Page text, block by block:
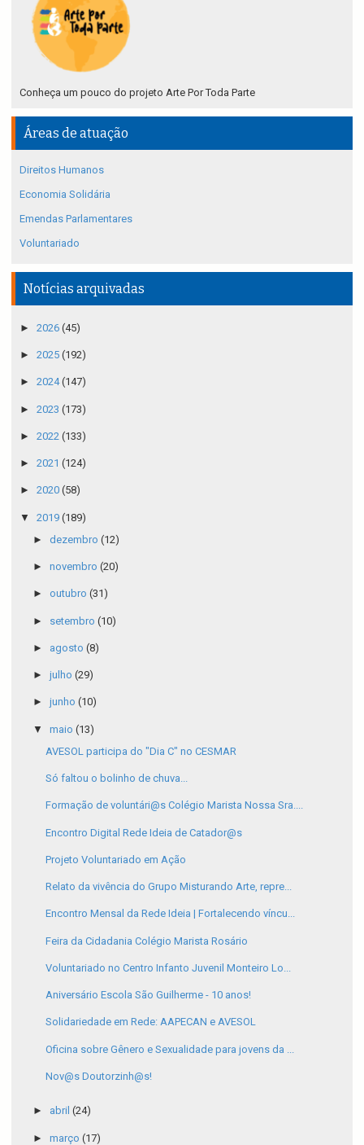
Conheça um pouco do projeto Arte Por Toda Parte
Áreas de atuação
Direitos Humanos
Economia Solidária
Emendas Parlamentares
Voluntariado
Notícias arquivadas
► 2026 (45)
► 2025 (192)
► 2024(147)
► 2023 (173)
► 2022 (133)
► 2021 (124)
► 2020 (58)
▼ 2019 (189)
► dezembro (12)
► novembro (20)
► outubro (31)
► setembro (10)
► agosto (8)
► julho (29)
► junho (10)
▼ maio (13)
AVESOL participa do "Dia C" no CESMAR
Só faltou o bolinho de chuva...
Formação de voluntári@s Colégio Marista Nossa Sra....
Encontro Digital Rede Ideia de Catador@s
Projeto Voluntariado em Ação
Relato da vivência do Grupo Misturando Arte, repre...
Encontro Mensal da Rede Ideia | Fortalecendo víncu...
Feira da Cidadania Colégio Marista Rosário
Voluntariado no Centro Infanto Juvenil Monteiro Lo...
Aniversário Escola São Guilherme - 10 anos!
Solidariedade em Rede: AAPECAN e AVESOL
Oficina sobre Gênero e Sexualidade para jovens da ...
Nov@s Doutorzinh@s!
► abril (24)
► março (17)